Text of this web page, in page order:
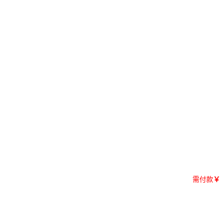
需付款￥